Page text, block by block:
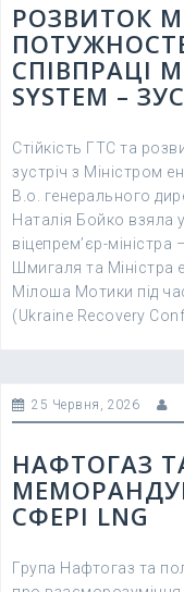
РОЗВИТОК
СПІВПРАЦІ
SYSTEM –
Стійкість ГТС та
зустріч з Міністром
В.о. генерального
Наталія Бойко взяла
віцепрем’єр-міністра
Шмигаля та Міністра
Мілоша Мотики під
(Ukraine Recovery
25 Червня, 2026
НАФТОГАЗ
СФЕРІ LNG
Група Нафтогаз та